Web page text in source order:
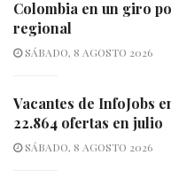
Colombia en un giro
regional
SÁBADO, 8 AGOSTO 2026
Vacantes de InfoJobs
22.864 ofertas en julio
SÁBADO, 8 AGOSTO 2026